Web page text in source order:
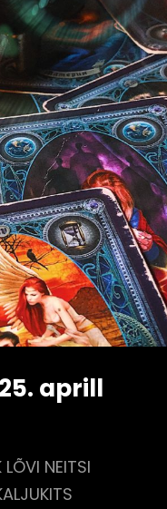
25. aprill
NEITSI